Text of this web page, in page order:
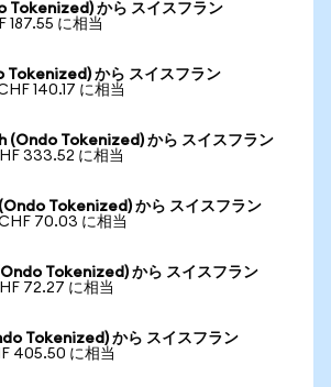
Tokenized) から スイスフラン
187.55 に相当
から スイスフラン
140.17 に相当
Tokenized) から スイスフラン
333.52 に相当
Tokenized) から スイスフラン
70.03 に相当
Tokenized) から スイスフラン
72.27 に相当
Tokenized) から スイスフラン
405.50 に相当